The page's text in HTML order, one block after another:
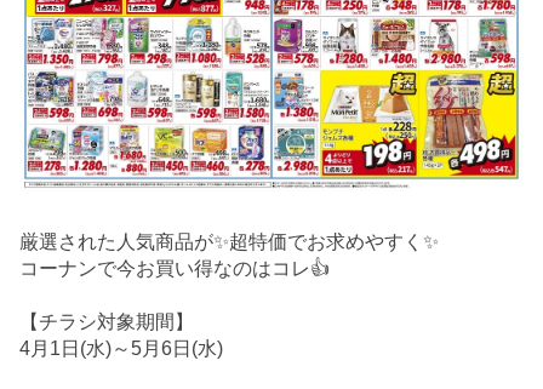
厳選された人気商品が✨超特価でお求めやすく✨
コーナンで今お買い得なのはコレ👍
【チラシ対象期間】
4月1日(水)～5月6日(水)